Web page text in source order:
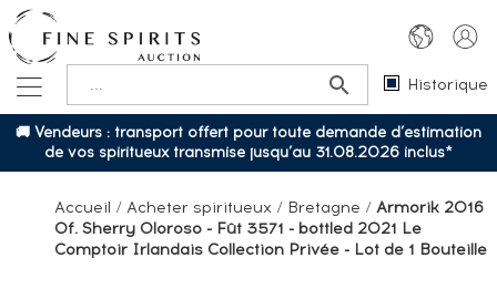
Historique
🚚 Vendeurs : transport offert pour toute demande d’estimation
de vos spiritueux transmise jusqu’au 31.08.2026 inclus*
Accueil / Acheter spiritueux / Bretagne / Armorik 2016
Of. Sherry Oloroso - Fût 3571 - bottled 2021 Le
Comptoir Irlandais Collection Privée - Lot de 1 Bouteille